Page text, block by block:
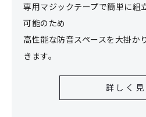
専用マジックテープで簡単に組
可能のため
高性能な防音スペースを大掛か
きます。
詳しく見